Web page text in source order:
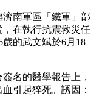
南軍區「鐵軍」部
在執行抗震救災任
的武文斌於6月18
名的醫學報告上，
引起猝死。誘因：